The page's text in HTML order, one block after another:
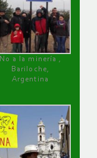
No a la minería ,
Bariloche,
Argentina